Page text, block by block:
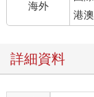
海外
港
詳細資料